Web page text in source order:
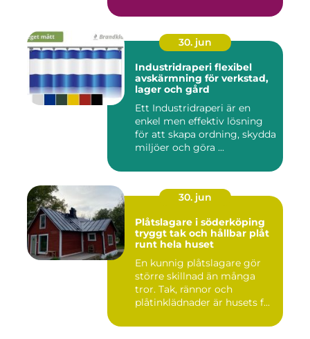
30. jun
Industridraperi flexibel
avskärmning för verkstad,
lager och gård
Ett Industridraperi är en
enkel men effektiv lösning
för att skapa ordning, skydda
miljöer och göra ...
30. jun
Plåtslagare i söderköping
tryggt tak och hållbar plåt
runt hela huset
En kunnig plåtslagare gör
större skillnad än många
tror. Tak, rännor och
plåtinklädnader är husets f...